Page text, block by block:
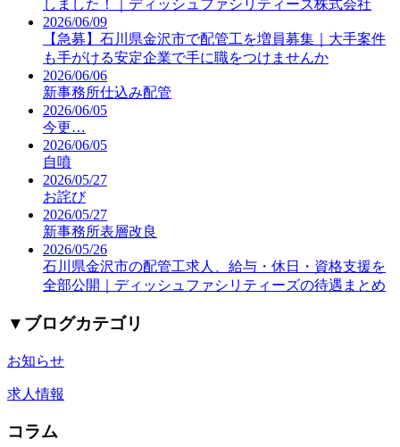
しました！｜ディッシュファシリティーズ株式会社
2026/06/09
【急募】石川県金沢市で配管工を増員募集｜大手案件
も手がける安定企業で手に職をつけませんか
2026/06/06
新事務所仕込み配管
2026/06/05
今更…
2026/06/05
自噴
2026/05/27
お詫び
2026/05/27
新事務所表層改良
2026/05/26
石川県金沢市の配管工求人、給与・休日・資格支援を
全部公開｜ディッシュファシリティーズの待遇まとめ
▼ ブログカテゴリ
お知らせ
求人情報
コラム